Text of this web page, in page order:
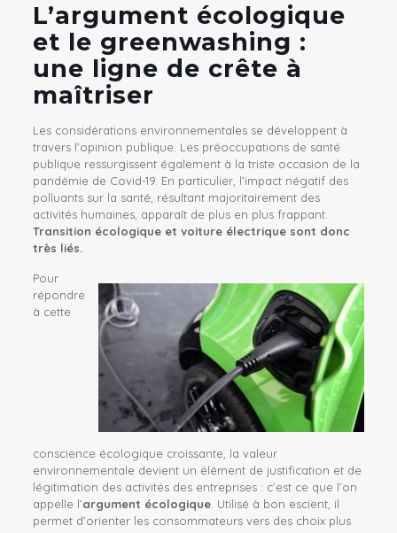
L’argument écologique
et le greenwashing :
une ligne de crête à
maîtriser
Les considérations environnementales se développent à
travers l’opinion publique. Les préoccupations de santé
publique ressurgissent également à la triste occasion de la
pandémie de Covid-19. En particulier, l’impact négatif des
polluants sur la santé, résultant majoritairement des
activités humaines, apparaît de plus en plus frappant.
Transition écologique et voiture électrique sont donc
très liés.
Pour
répondre
à cette
conscience écologique croissante, la valeur
environnementale devient un élément de justification et de
légitimation des activités des entreprises : c’est ce que l’on
appelle l’argument écologique. Utilisé à bon escient, il
permet d’orienter les consommateurs vers des choix plus